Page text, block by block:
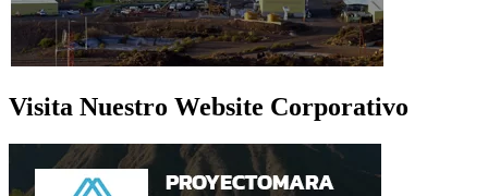
Visita Nuestro Website Corporativo